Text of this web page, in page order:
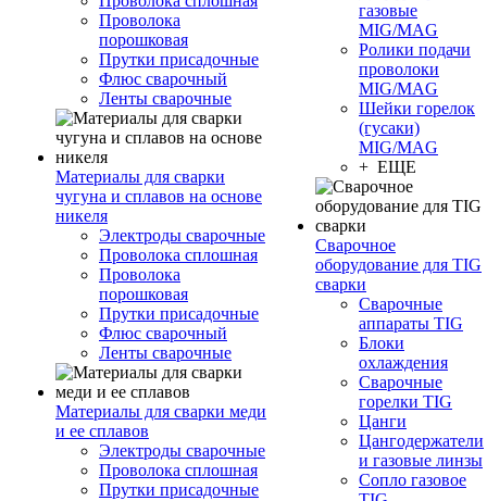
Проволока
порошковая
Прутки присадочные
Флюс сварочный
Ленты сварочные
Материалы для сварки
чугуна и сплавов на основе
никеля
Электроды сварочные
Проволока сплошная
Проволока
порошковая
Прутки присадочные
Флюс сварочный
Ленты сварочные
Материалы для сварки меди
и ее сплавов
Электроды сварочные
Проволока сплошная
Прутки присадочные
газовые
MIG/MAG
Ролики подачи
проволоки
MIG/MAG
Шейки горелок
(гусаки)
MIG/MAG
+ ЕЩЕ
Сварочное
оборудование для TIG
сварки
Сварочные
аппараты TIG
Блоки
охлаждения
Сварочные
горелки TIG
Цанги
Цангодержатели
и газовые линзы
Сопло газовое